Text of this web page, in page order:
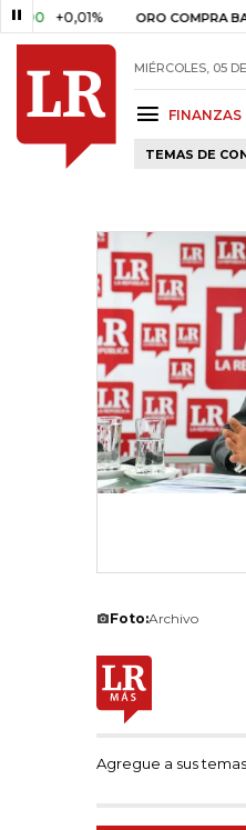
+0,01% ORO COMPRA BANCO
MIÉRCOLES, 05
FINANZAS
TEMAS DE
Foto:Archivo
Agregue a sus